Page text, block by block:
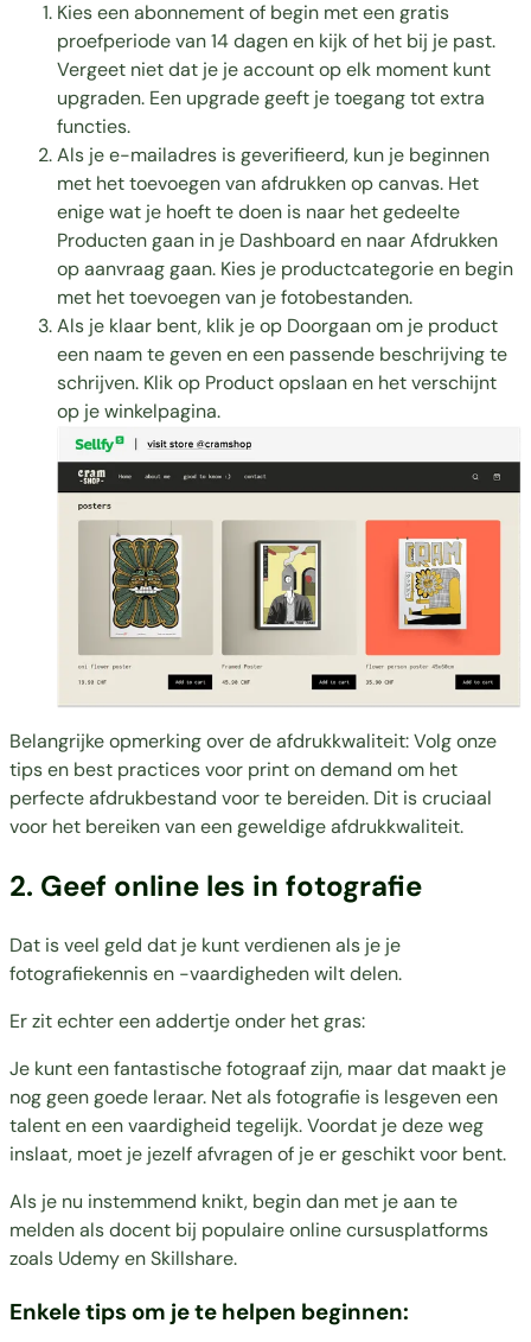
Kies eenabonnementof begin met een gratis
proefperiode van 14 dagen en kijk of het bij je past.
Vergeet niet dat je je account op elk moment kunt
upgraden. Een upgrade geeft je toegang tot extra
functies.
Als je e-mailadres is geverifieerd, kun je beginnen
met het toevoegen van afdrukken op canvas. Het
enige wat je hoeft te doen is naar het gedeelte
Producten gaan in je Dashboard en naar Afdrukken
op aanvraag gaan. Kies je productcategorie en begin
met het toevoegen van je fotobestanden.
Als je klaar bent, klik je op Doorgaan om je product
een naam te geven en een passende beschrijving te
schrijven. Klik op Product opslaan en het verschijnt
op je winkelpagina.
Belangrijke opmerking over de afdrukkwaliteit: Volg onze
tips en best practices voor print on demand om het
perfecte afdrukbestand voor te bereiden. Dit is cruciaal
voor het bereiken van een geweldige afdrukkwaliteit.
2. Geef online les in fotografie
Dat is veel geld dat je kunt verdienen als je je
fotografiekennis en -vaardigheden wilt delen.
Er zit echter een addertje onder het gras:
Je kunt een fantastische fotograaf zijn, maar dat maakt je
nog geen goede leraar. Net als fotografie is lesgeven een
talent en een vaardigheid tegelijk. Voordat je deze weg
inslaat, moet je jezelf afvragen of je er geschikt voor bent.
Als je nu instemmend knikt, begin dan met je aan te
melden als docent bij populaire online cursusplatforms
zoals Udemy en Skillshare.
Enkele tips om je te helpen beginnen: